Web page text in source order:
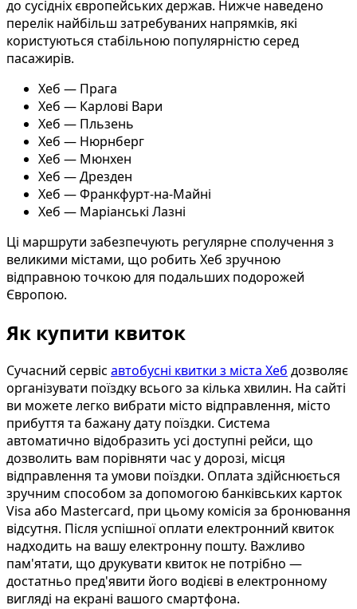
до сусідніх європейських держав. Нижче наведено
перелік найбільш затребуваних напрямків, які
користуються стабільною популярністю серед
пасажирів.
Хеб — Прага
Хеб — Карлові Вари
Хеб — Пльзень
Хеб — Нюрнберг
Хеб — Мюнхен
Хеб — Дрезден
Хеб — Франкфурт-на-Майні
Хеб — Маріанські Лазні
Ці маршрути забезпечують регулярне сполучення з
великими містами, що робить Хеб зручною
відправною точкою для подальших подорожей
Європою.
Як купити квиток
Сучасний сервіс автобусні квитки з міста Хеб дозволяє
організувати поїздку всього за кілька хвилин. На сайті
ви можете легко вибрати місто відправлення, місто
прибуття та бажану дату поїздки. Система
автоматично відобразить усі доступні рейси, що
дозволить вам порівняти час у дорозі, місця
відправлення та умови поїздки. Оплата здійснюється
зручним способом за допомогою банківських карток
Visa або Mastercard, при цьому комісія за бронювання
відсутня. Після успішної оплати електронний квиток
надходить на вашу електронну пошту. Важливо
пам'ятати, що друкувати квиток не потрібно —
достатньо пред'явити його водієві в електронному
вигляді на екрані вашого смартфона.